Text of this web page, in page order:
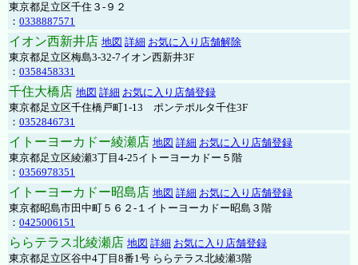
東京都足立区千住３-９２
： 0338887571
イオン西新井店 地図 詳細 お気に入り店舗解除
東京都足立区梅島3-32-7イオン西新井3F
： 0358458331
千住大橋店 地図 詳細 お気に入り店舗登録
東京都足立区千住橋戸町1-13 ポンテポルタ千住3F
： 0352846731
イトーヨーカドー綾瀬店 地図 詳細 お気に入り店舗登録
東京都足立区綾瀬3丁目4-25イトーヨーカドー５階
： 0356978351
イトーヨーカドー昭島店 地図 詳細 お気に入り店舗登録
東京都昭島市田中町５６２-１イトーヨーカドー昭島３階
： 0425006151
ららテラス北綾瀬店 地図 詳細 お気に入り店舗登録
東京都足立区谷中4丁目8番1号 ららテラス北綾瀬3階